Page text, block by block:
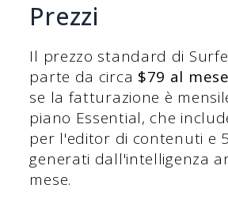
Prezzi
Il prezzo standard di
parte da circa $79 al mese
se la fatturazione è
piano Essential, che
per l'editor di contenuti e
generati dall'intelligenza
mese.